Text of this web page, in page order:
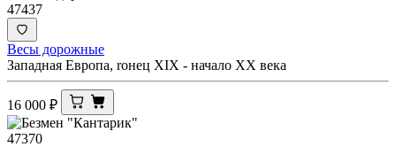
47437
Весы дорожные
Западная Европа, rонец XIX - начало XX века
16 000 ₽
47370